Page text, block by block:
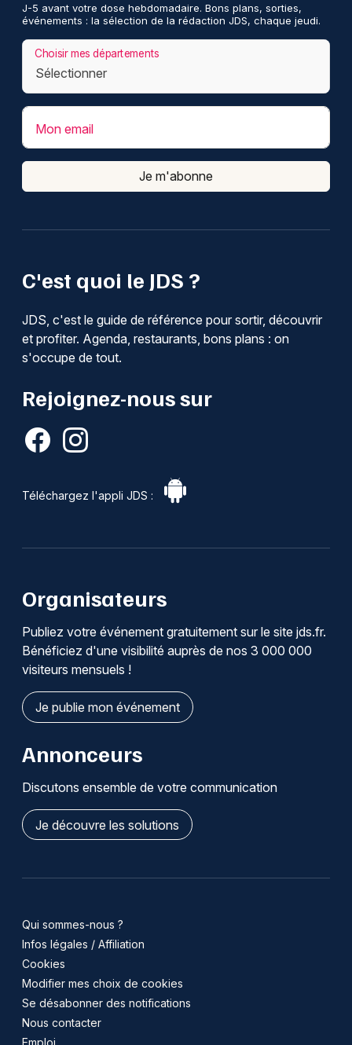
C'est quoi le JDS ?
JDS, c'est le guide de référence pour sortir, découvrir
et profiter. Agenda, restaurants, bons plans : on
s'occupe de tout.
Rejoignez-nous sur
Téléchargez l'appli JDS :
J-5 avant votre dose hebdomadaire. Bons plans, sorties,
événements : la sélection de la rédaction JDS, chaque jeudi.
Choisir mes départements
Mon email
Je m'abonne
Organisateurs
Publiez votre événement gratuitement sur le site jds.fr.
Bénéficiez d'une visibilité auprès de nos 3 000 000
visiteurs mensuels !
Je publie mon événement
Annonceurs
Discutons ensemble de votre communication
Je découvre les solutions
Qui sommes-nous ?
Infos légales / Affiliation
Cookies
Modifier mes choix de cookies
Se désabonner des notifications
Nous contacter